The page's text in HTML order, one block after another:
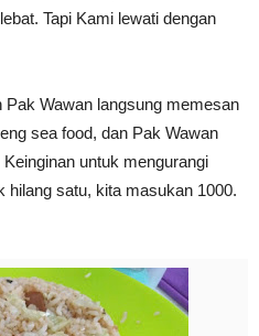
Tapi Kami lewati dengan
Wawan langsung memesan
sea food, dan Pak Wawan
untuk mengurangi
hilang satu, kita masukan 1000.